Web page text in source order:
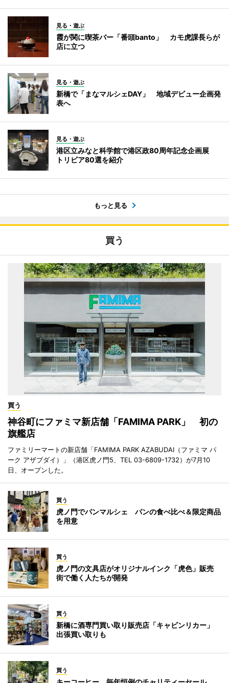
見る・遊ぶ
霞が関に喫茶バー「番頭banto」 カモ虎課長らが
店に立つ
見る・遊ぶ
新橋で「まなマルシェDAY」 地域デビュー企画発
表へ
見る・遊ぶ
港区立みなと科学館で港区政80周年記念企画展
トリビア80選を紹介
もっと見る
買う
買う
神谷町にファミマ新店舗「FAMIMA PARK」 初の
旗艦店
ファミリーマートの新店舗「FAMIMA PARK AZABUDAI（ファミマ パ
ーク アザブダイ）」（港区虎ノ門5、TEL 03-6809-1732）が7月10
日、オープンした。
買う
虎ノ門でパンマルシェ パンの食べ比べ＆限定商品
を用意
買う
虎ノ門の文具店がオリジナルインク「虎色」販売
街で働く人たちが開発
買う
新橋に酒専門買い取り販売店「キャビンリカー」
出張買い取りも
買う